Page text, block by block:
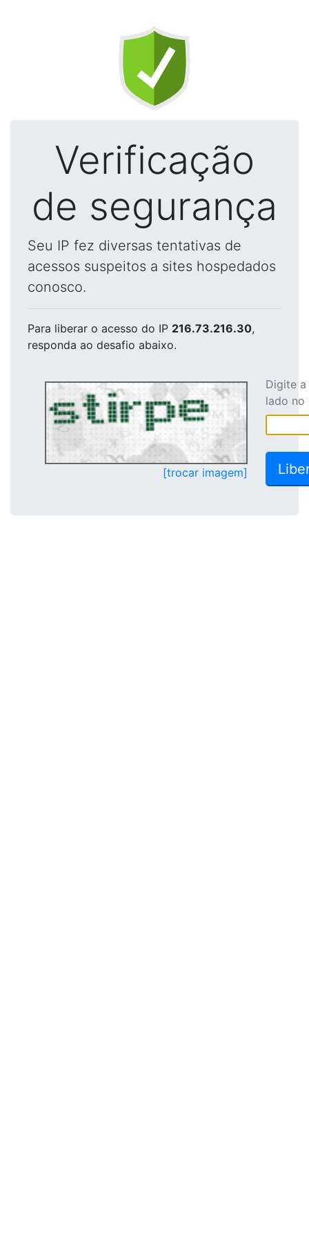
Verificação
de segurança
Seu IP fez diversas tentativas de
acessos suspeitos a sites hospedados
conosco.
Para liberar o acesso do IP 216.73.216.30,
responda ao desafio abaixo.
[trocar imagem]
Digite
lado no